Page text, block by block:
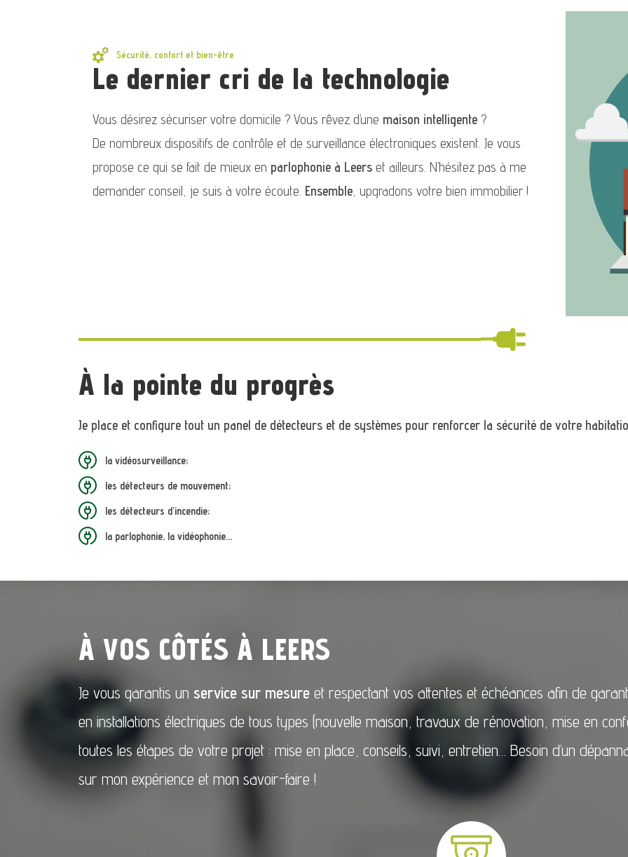
Sécurité, confort et bien-être
Le dernier cri de la technologie
Vous désirez sécuriser votre domicile ? Vous rêvez d’une maison intelligente ?
De nombreux dispositifs de contrôle et de surveillance électroniques existent. Je vous
propose ce qui se fait de mieux en parlophonie à Leers et ailleurs. N’hésitez pas à me
demander conseil, je suis à votre écoute. Ensemble , upgradons votre bien immobilier !
À la pointe du progrès
Je place et configure tout un panel de détecteurs et de systèmes pour renforcer la sécurité de votre
la vidéosurveillance;
les détecteurs de mouvement;
les détecteurs d’incendie;
la parlophonie, la vidéophonie…
À VOS CÔTÉS À LEERS
Je vous garantis un service sur mesure et respectant vos attentes et échéances afin de
en installations électriques de tous types (nouvelle maison, travaux de rénovation, mise en
toutes les étapes de votre projet : mise en place, conseils, suivi, entretien… Besoin d’un
sur mon expérience et mon savoir-faire !